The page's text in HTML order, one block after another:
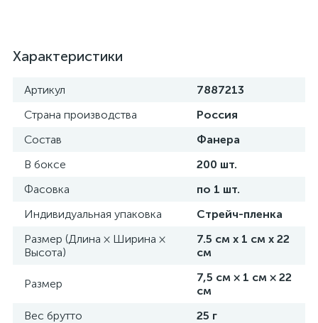
Характеристики
Артикул
7887213
Страна производства
Россия
Состав
Фанера
В боксе
200 шт.
Фасовка
по 1 шт.
Индивидуальная упаковка
Стрейч-пленка
Размер (Длина × Ширина ×
Высота)
7.5 см х 1 см х 22
см
Размер
7,5 см × 1 см × 22
см
Вес брутто
25 г